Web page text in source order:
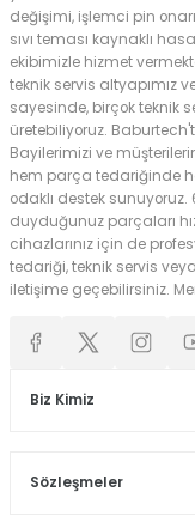
değişimi, işlemci pin
sıvı teması kaynaklı
ekibimizle hizmet
teknik servis altyapımız
sayesinde, birçok teknik
üretebiliyoruz.
Bayilerimizi ve
hem parça tedariğinde
odaklı destek
duyduğunuz parçaları
cihazlarınız için de
tedariği, teknik servis
iletişime geçebilirsiniz.
Biz Kimiz
Sözleşmeler